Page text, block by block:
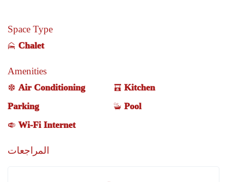
Space Type
Chalet
Amenities
Air Conditioning
Kitchen
Parking
Pool
Wi-Fi Internet
المراجعات